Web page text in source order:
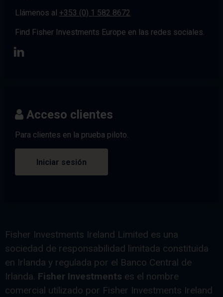
Llámenos al +353 (0) 1 582 8672
Find Fisher Investments Europe en las redes sociales.
Acceso clientes
Para clientes en la prueba piloto.
Iniciar sesión
Fisher Investments Ireland Limited es una
sociedad de responsabilidad limitada constituida
en Irlanda y regulada por el Banco Central de
Irlanda. Fisher Investments es el nombre
comercial utilizado por Fisher Investments Ireland